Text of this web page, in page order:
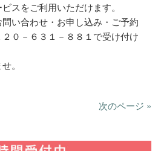
スをご利用いただけます。
い合わせ・お申し込み・ご予約
０－６３１－８８１で受け付け
。
次のページ »